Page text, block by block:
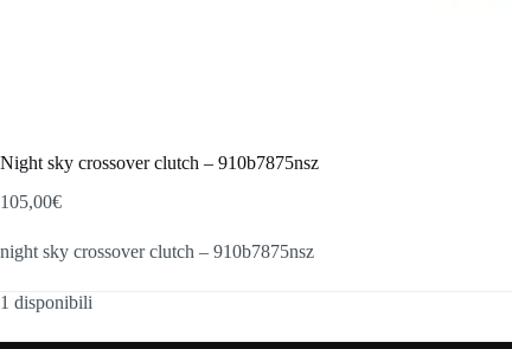
Night sky crossover clutch – 910b7875nsz
105,00€
night sky crossover clutch – 910b7875nsz
1 disponibili